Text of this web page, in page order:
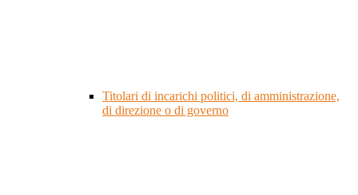
Titolari di incarichi politici, di amministrazione,
di direzione o di governo